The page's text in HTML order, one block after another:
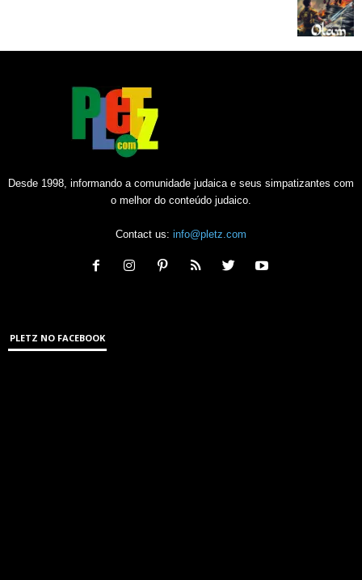
Desde 1998, informando a comunidade judaica e seus simpatizantes com
o melhor do conteúdo judaico.
Contact us: info@pletz.com
PLETZ NO FACEBOOK